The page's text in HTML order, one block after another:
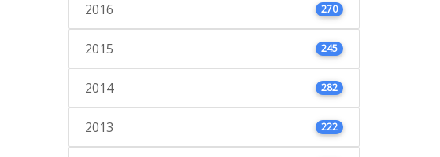
2016 270
2015 245
2014 282
2013 222